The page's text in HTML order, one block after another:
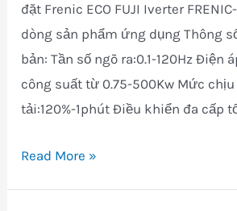
đặt Frenic ECO FUJI Iverter
dòng sản phẩm ứng dụng Thông
bản: Tần số ngõ ra:0.1-120Hz Điện
công suất từ 0.75-500Kw Mức
tải:120%-1phút Điều khiển đa cấp
Sửa
Read More »